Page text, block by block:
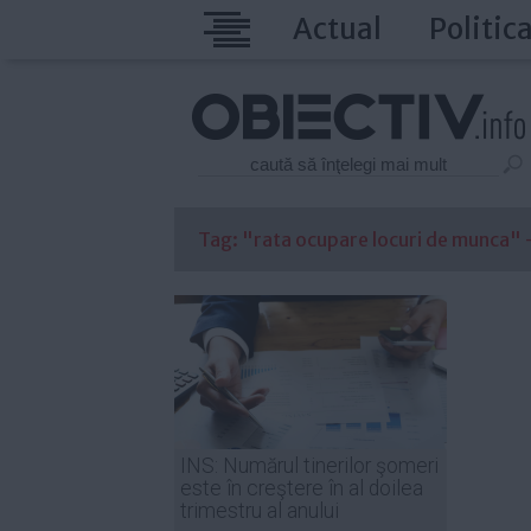
Actual
Tag: "rata ocupare locuri de munca"
INS: Numărul tinerilor şomeri
este în creştere în al doilea
trimestru al anului